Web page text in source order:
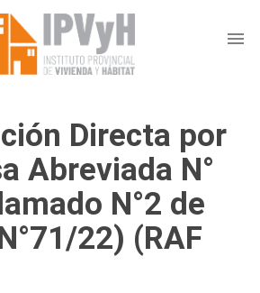
menu
Directa por
Abreviada N°
N°2 de
22) (RAF